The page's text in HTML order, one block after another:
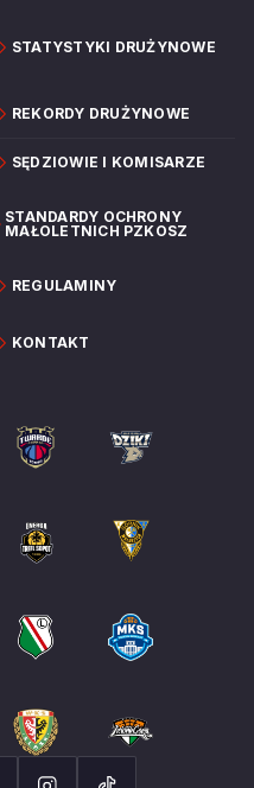
STATYSTYKI DRUŻYNOWE
REKORDY DRUŻYNOWE
SĘDZIOWIE I KOMISARZE
STANDARDY OCHRONY
MAŁOLETNICH PZKOSZ
REGULAMINY
KONTAKT